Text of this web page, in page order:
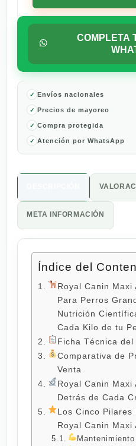
Para
Perros
7.72
COMPLETA
Envíos nacionales
Precios de mayoreo
Compra protegida
Atención por WhatsApp
META INFORMACIÓN
Índice del
Royal Canin Maxi
Para Perros
Nutrición
Cada Kilo de tu
Ficha Técnica del
Comparativa de
Venta
Royal Canin Maxi
Detrás de Cada
Los Cinco
Royal Canin Maxi